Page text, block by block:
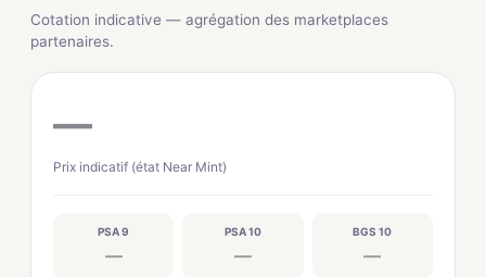
Cotation indicative — agrégation des marketplaces
partenaires.
—
Prix indicatif (état Near Mint)
PSA 9
—
PSA 10
—
BGS 10
—